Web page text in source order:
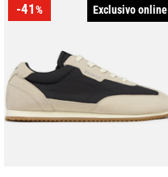
-41% Exclusivo online